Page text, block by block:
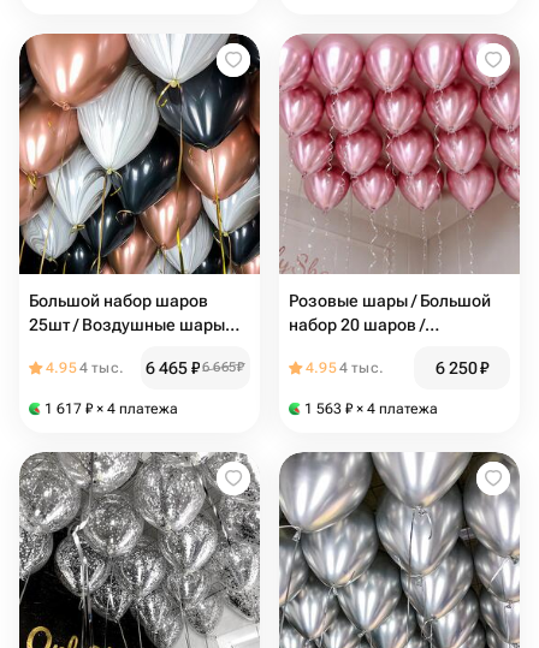
Большой набор шаров
25шт / Воздушные шары
золото,чёрный шар, серый
4.954 тыс. 6 465₽6 665₽
1 617 ₽ × 4 платежа
Розовые шары / Большой
набор 20 шаров /
потолок / N157
4.954 тыс. 6 250₽
1 563 ₽ × 4 платежа